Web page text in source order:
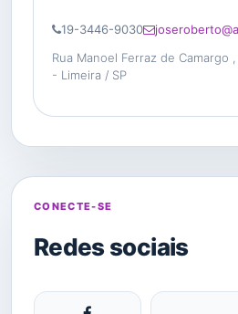
19-3446-9030
Rua Manoel Ferraz de Camargo
- Limeira / SP
CONECTE-SE
Redes sociais